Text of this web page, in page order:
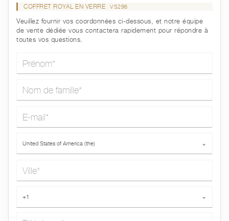
COFFRET ROYAL EN VERRE VS296
Veuillez fournir vos coordonnées ci-dessous, et notre équipe
de vente dédiée vous contactera rapidement pour répondre à
toutes vos questions.
United States of America (the) ⌄
+1 ⌄